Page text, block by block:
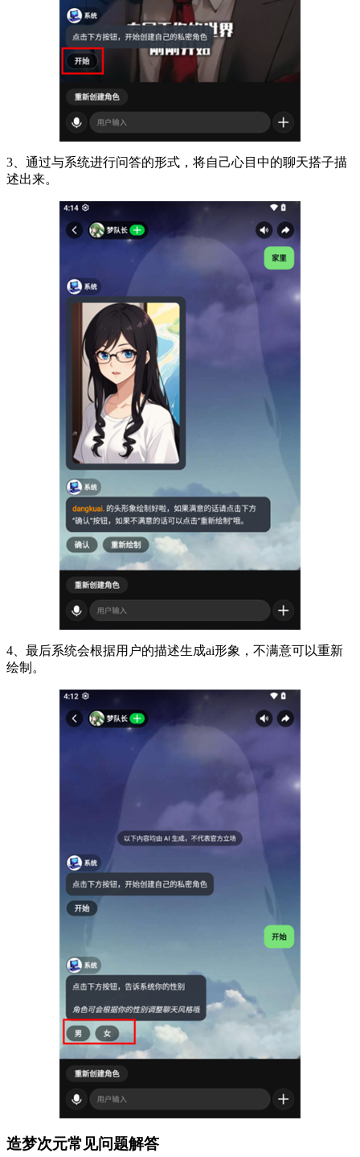
3、通过与系统进行问答的形式，将自己心目中的聊天搭子描
述出来。
4、最后系统会根据用户的描述生成ai形象，不满意可以重新
绘制。
造梦次元常见问题解答